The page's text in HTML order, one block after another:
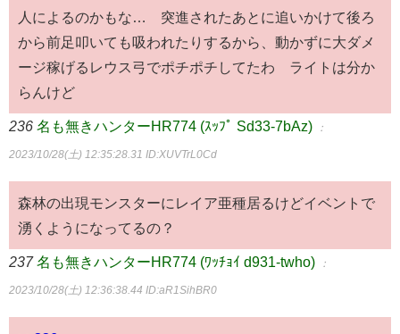
人によるのかもな… 突進されたあとに追いかけて後ろ
から前足叩いても吸われたりするから、動かずに大ダメ
ージ稼げるレウス弓でポチポチしてたわ ライトは分か
らんけど
236 名も無きハンターHR774 (ｽｯﾌﾟ Sd33-7bAz) ：
2023/10/28(土) 12:35:28.31 ID:XUVTrL0Cd
森林の出現モンスターにレイア亜種居るけどイベントで
湧くようになってるの？
237 名も無きハンターHR774 (ﾜｯﾁｮｲ d931-twho) ：
2023/10/28(土) 12:36:38.44 ID:aR1SihBR0